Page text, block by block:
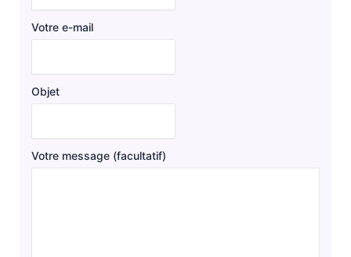
Votre e-mail
Objet
Votre message (facultatif)